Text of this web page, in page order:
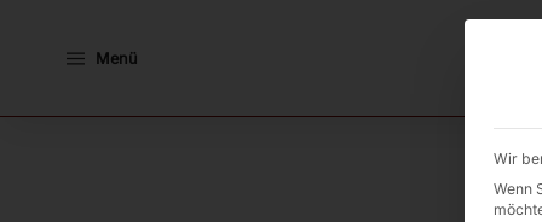
Menü
Wir
Wenn